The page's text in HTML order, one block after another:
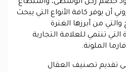
خصم ركن الوسطى، واستطاع
أن يوفر كافة الأنواع التي يبحث
من أبرزها الغترة
تنتمي للعلامة التجارية
الملونة.
تقديم تصنيف العقال